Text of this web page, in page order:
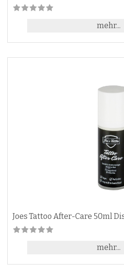
mehr...
Joes Tattoo After-Care 50ml
mehr...